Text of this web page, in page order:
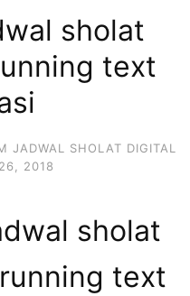
sholat
text
JADWAL SHOLAT DIGITAL
2018
sholat
text